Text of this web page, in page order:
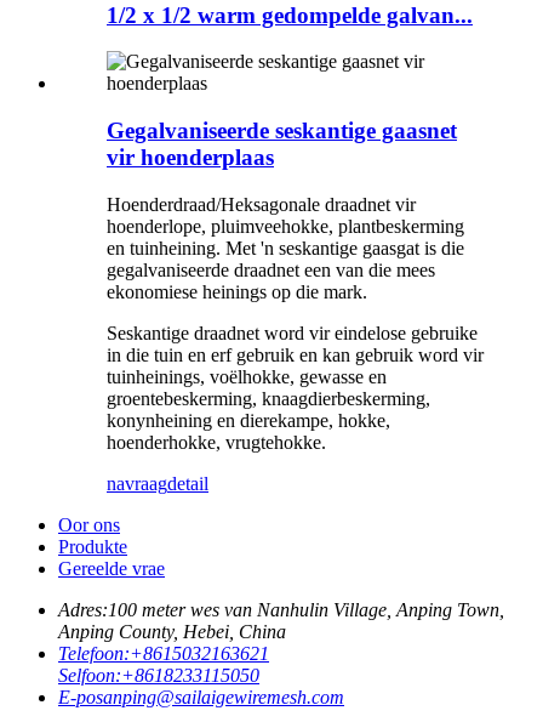
1/2 x 1/2 warm gedompelde galvan...
Gegalvaniseerde seskantige gaasnet
vir hoenderplaas
Hoenderdraad/Heksagonale draadnet vir
hoenderlope, pluimveehokke, plantbeskerming
en tuinheining. Met 'n seskantige gaasgat is die
gegalvaniseerde draadnet een van die mees
ekonomiese heinings op die mark.
Seskantige draadnet word vir eindelose gebruike
in die tuin en erf gebruik en kan gebruik word vir
tuinheinings, voëlhokke, gewasse en
groentebeskerming, knaagdierbeskerming,
konynheining en dierekampe, hokke,
hoenderhokke, vrugtehokke.
navraagdetail
Oor ons
Produkte
Gereelde vrae
Adres:100 meter wes van Nanhulin Village, Anping Town,
Anping County, Hebei, China
Telefoon:+8615032163621
Selfoon:+8618233115050
E-posanping@sailaigewiremesh.com